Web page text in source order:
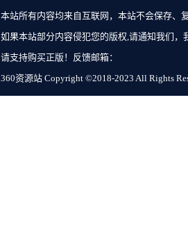
本站所有内容均来自互联网，本站不会保存、
如果本站部分内容侵犯您的版权,请通知我们
请支持购买正版！反馈邮箱：
360资源站 Copyright ©2018-2023 All Rights